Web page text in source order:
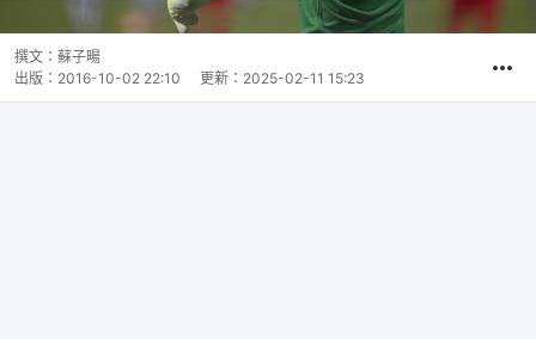
撰文： 蘇子暘
出版： 2016-10-02 22:10 更新： 2025-02-11 15:23